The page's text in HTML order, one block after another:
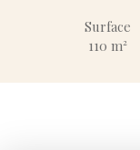
Surface
110 m²